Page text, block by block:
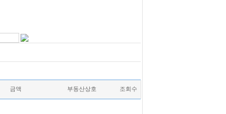
금액 부동산상호 조회수